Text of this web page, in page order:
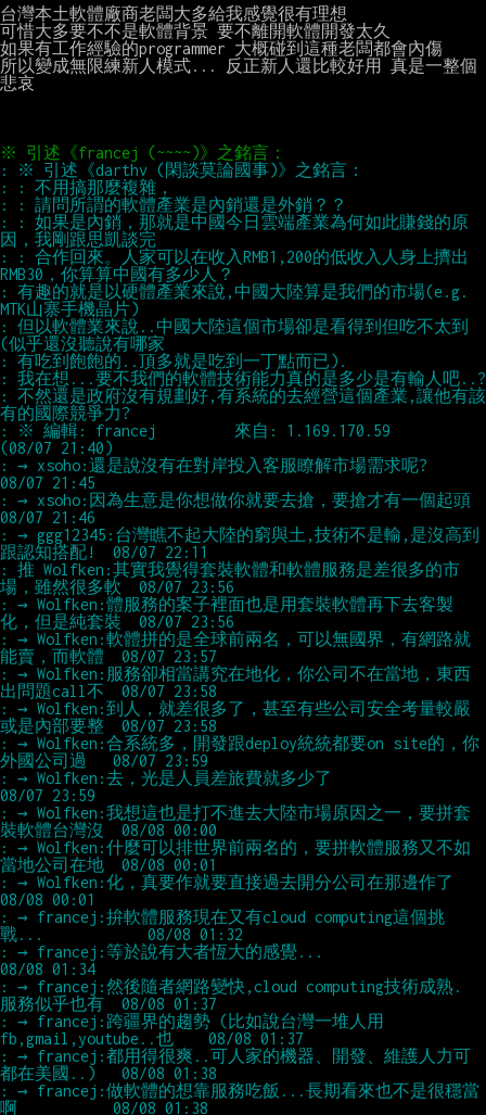
台灣本土軟體廠商老闆大多給我感覺很有理想
可惜大多要不不是軟體背景 要不離開軟體開發太久
如果有工作經驗的programmer 大概碰到這種老闆都會內傷
所以變成無限練新人模式... 反正新人還比較好用 真是一整個
悲哀
: : 如果是內銷，那就是中國今日雲端產業為何如此賺錢的原
: : 合作回來。人家可以在收入RMB1,200的低收入人身上擠出
: 有趣的就是以硬體產業來說,中國大陸算是我們的市場(e.g.
: 但以軟體業來說..中國大陸這個市場卻是看得到但吃不太到
: 不然還是政府沒有規劃好,有系統的去經營這個產業,讓他有該
: ※ 編輯: francej         來自: 1.169.170.59
: → xsoho:還是說沒有在對岸投入客服瞭解市場需求呢?
: → xsoho:因為生意是你想做你就要去搶，要搶才有一個起頭
: → ggg12345:台灣瞧不起大陸的窮與土,技術不是輸,是沒高到
: 推 Wolfken:其實我覺得套裝軟體和軟體服務是差很多的市
: → Wolfken:體服務的案子裡面也是用套裝軟體再下去客製
: → Wolfken:軟體拼的是全球前兩名，可以無國界，有網路就
: → Wolfken:服務卻相當講究在地化，你公司不在當地，東西
: → Wolfken:到人，就差很多了，甚至有些公司安全考量較嚴
: → Wolfken:合系統多，開發跟deploy統統都要on site的，你
: → Wolfken:去，光是人員差旅費就多少了
: → Wolfken:我想這也是打不進去大陸市場原因之一，要拼套
: → Wolfken:什麼可以排世界前兩名的，要拼軟體服務又不如
: → Wolfken:化，真要作就要直接過去開分公司在那邊作了
: → francej:拚軟體服務現在又有cloud computing這個挑
: → francej:等於說有大者恆大的感覺...
: → francej:然後隨者網路變快,cloud computing技術成熟.
: → francej:跨疆界的趨勢 (比如說台灣一堆人用
: → francej:都用得很爽..可人家的機器、開發、維護人力可
: → francej:做軟體的想靠服務吃飯...長期看來也不是很穩當